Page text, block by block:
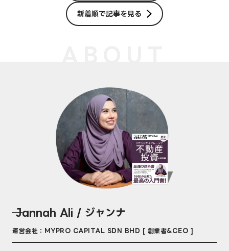
新着順で記事を見る
── Jannah Ali / ジャンナ
運営会社：MYPRO CAPITAL SDN BHD [ 創業者&CEO ]